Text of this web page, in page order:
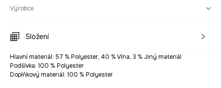
Výrobce
Složení
Hlavní materiál: 57 % Polyester, 40 % Vlna, 3 % Jiný materiál
Podšívka: 100 % Polyester
Doplňkový materiál: 100 % Polyester